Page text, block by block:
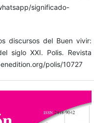
significado-
discursos del Buen vivir:
siglo XXI. Polis. Revista
polis/10727